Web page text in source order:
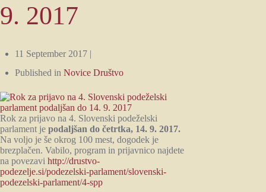
9. 2017
11 September 2017 |
Published in Novice Društvo
Rok za prijavo na 4. Slovenski podeželski
parlament je podaljšan do četrtka, 14. 9. 2017.
Na voljo je še okrog 100 mest, dogodek je
brezplačen. Vabilo, program in prijavnico najdete
na povezavi http://drustvo-
podezelje.si/podezelski-parlament/slovenski-
podezelski-parlament/4-spp